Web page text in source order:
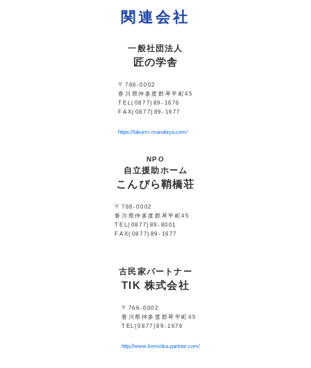
関連会社
一般社団法人
匠の学舎
〒766-0002
香川県仲多度郡琴平町45
TEL(0877)89-1676
FAX(0877)89-1677
https://takumi-manabiya.com/
NPO
自立援助ホーム
こんぴら鞘橋荘
〒766-0002
香川県仲多度郡琴平町45
TEL(0877)89-8001
FAX(0877)89-1677
古民家パートナー
TIK 株式会社
〒766-0002
香川県仲多度郡琴平町45
TEL(0877)89-1676
http://www.kominka-partner.com/